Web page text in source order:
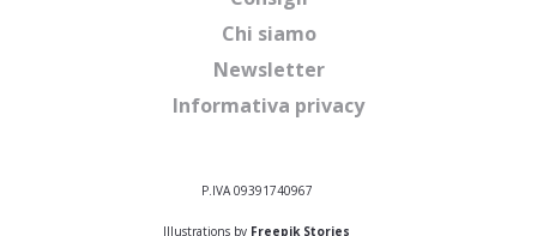
Chi siamo
Newsletter
Informativa privacy
P.IVA 09391740967
Illustrations by Freepik Stories